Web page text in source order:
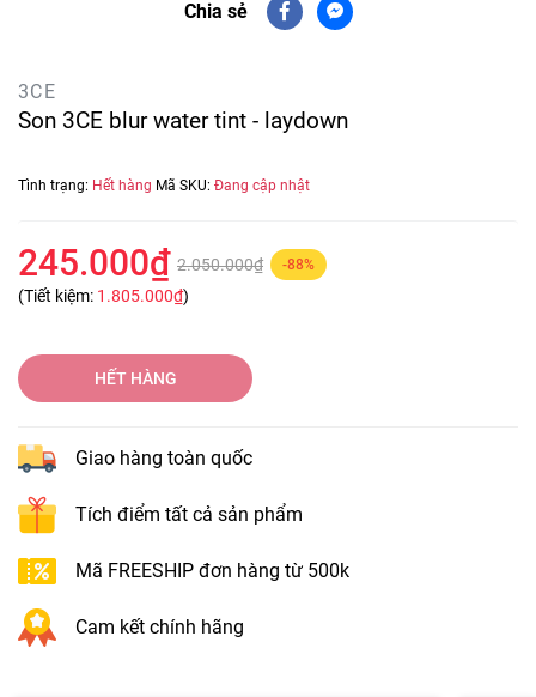
Chia sẻ
3CE
Son 3CE blur water tint - laydown
Tình trạng: Hết hàng Mã SKU: Đang cập nhật
245.000₫ 2.050.000₫ -88%
(Tiết kiệm: 1.805.000₫)
HẾT HÀNG
Giao hàng toàn quốc
Tích điểm tất cả sản phẩm
Mã FREESHIP đơn hàng từ 500k
Cam kết chính hãng